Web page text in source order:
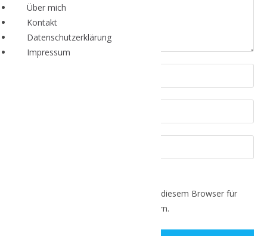
Name, E-Mail-Adresse und Website in diesem Browser für
meinen nächsten Kommentar speichern.
Über mich
Kontakt
Datenschutzerklärung
Impressum